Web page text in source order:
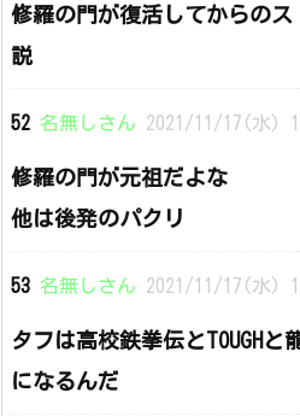
修羅の門が復活してからの
説
52 名無しさん 2021/11/17(水)
修羅の門が元祖だよな
他は後発のパクリ
53 名無しさん 2021/11/17(水)
タフは高校鉄拳伝とTOUGH
になるんだ